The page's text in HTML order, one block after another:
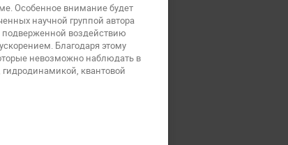
Особенное внимание будет
научной группой автора
воздействию
Благодаря этому
невозможно наблюдать в
квантовой